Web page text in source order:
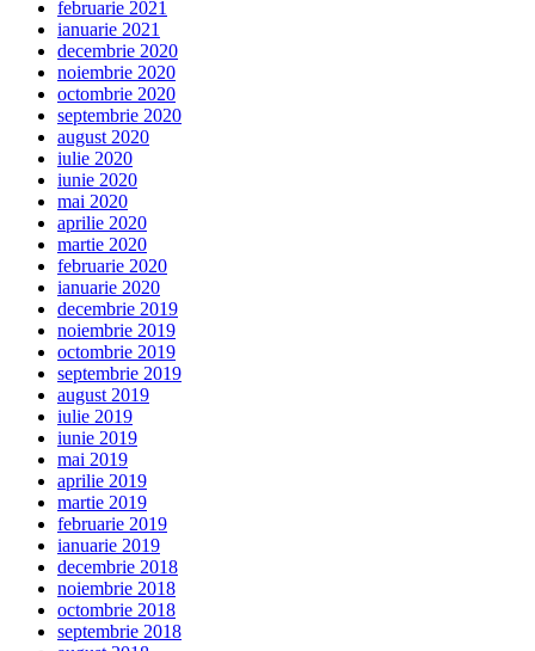
februarie 2021
ianuarie 2021
decembrie 2020
noiembrie 2020
octombrie 2020
septembrie 2020
august 2020
iulie 2020
iunie 2020
mai 2020
aprilie 2020
martie 2020
februarie 2020
ianuarie 2020
decembrie 2019
noiembrie 2019
octombrie 2019
septembrie 2019
august 2019
iulie 2019
iunie 2019
mai 2019
aprilie 2019
martie 2019
februarie 2019
ianuarie 2019
decembrie 2018
noiembrie 2018
octombrie 2018
septembrie 2018